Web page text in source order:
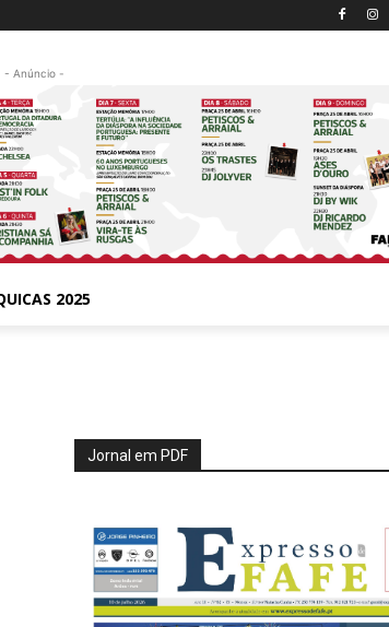
- Anúncio -
2025
Jornal em PDF